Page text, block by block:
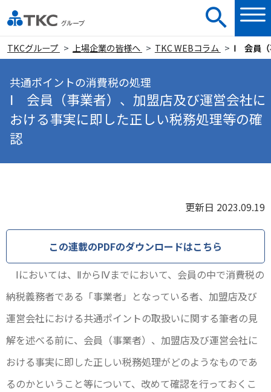
TKCグループ 上場企業の皆様へ TKC WEBコラム Ⅰ 会員（
共通ポイントの消費税の処理
Ⅰ 会員（事業者）、加盟店及び運営会社に
おける事実に即した正しい税務処理等の確
認
更新日 2023.09.19
この連載のPDFのダウンロードはこちら
Ⅰにおいては、ⅡからⅣまでにおいて、会員の中で消費税の
納税義務者である「事業者」となっている者、加盟店及び
運営会社における共通ポイントの取扱いに関する筆者の見
解を述べる前に、会員（事業者）、加盟店及び運営会社に
おける事実に即した正しい税務処理がどのようなものであ
るのかということ等について、改めて確認を行っておくこ